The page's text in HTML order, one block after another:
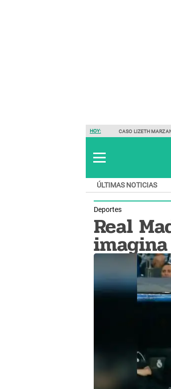
HOY: CASO LIZETH
ÚLTIMAS NOTICIAS
Deportes
Real